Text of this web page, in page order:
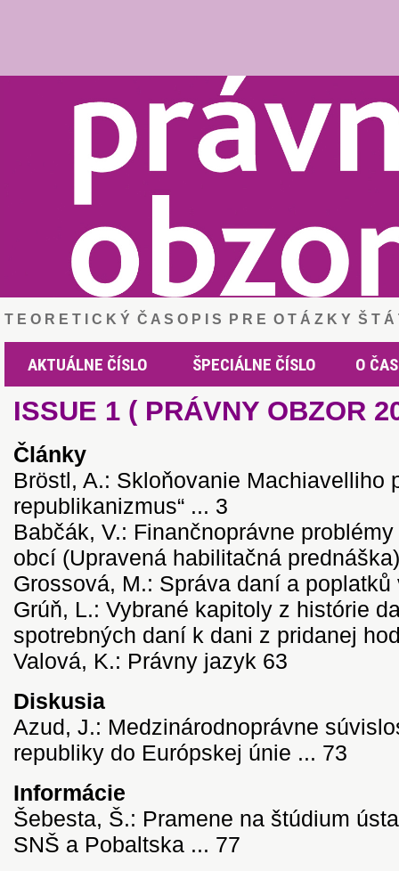
T E O R E T I C K Ý Č A S O P I S P R E O T Á Z K Y Š T
AKTUÁLNE ČÍSLO ŠPECIÁLNE ČÍSLO O
ISSUE 1 ( PRÁVNY OBZOR
Články
Bröstl, A.: Skloňovanie Machiavelliho
republikanizmus“ ... 3
Babčák, V.: Finančnoprávne
obcí (Upravená habilitačná
Grossová, M.: Správa daní a
Grúň, L.: Vybrané kapitoly z histórie
spotrebných daní k dani z pridanej
Valová, K.: Právny jazyk 63
Diskusia
Azud, J.: Medzinárodnoprávne
republiky do Európskej únie ... 73
Informácie
Šebesta, Š.: Pramene na štúdium
SNŠ a Pobaltska ... 77